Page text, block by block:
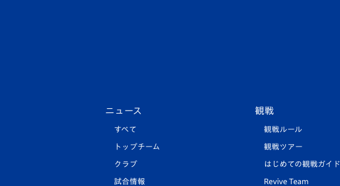
ニュース
すべて
トップチーム
クラブ
試合情報
観戦
観戦ルール
観戦ツアー
はじめての観戦ガイド
Revive Team